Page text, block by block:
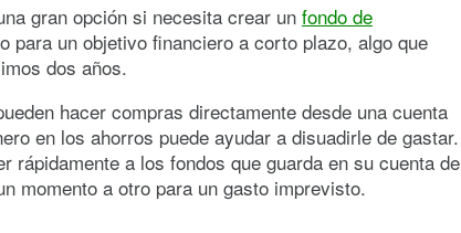
gran opción si necesita crear un fondo de
para un objetivo financiero a corto plazo, algo que
dos años.
hacer compras directamente desde una cuenta
en los ahorros puede ayudar a disuadirle de gastar.
rápidamente a los fondos que guarda en su cuenta de
momento a otro para un gasto imprevisto.